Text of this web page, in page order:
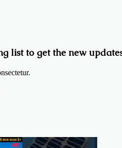
list to get the new